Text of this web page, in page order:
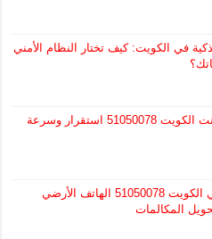
في الكويت: كيف تختار النظام الأمني
فني شبكات انترنت الكويت 51050078 استقرار وسرعة
تركيب خط أرضي الكويت 51050078 الهاتف الأرضي
المكالمات